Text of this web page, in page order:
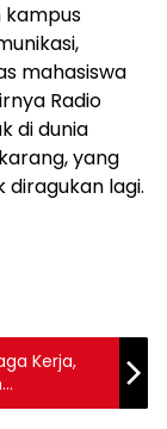
kampus
mahasiswa
Radio
di dunia
yang
lagi.
Kerja,